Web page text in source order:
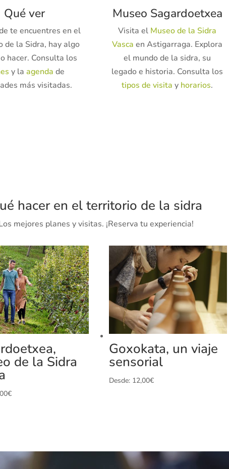
Qué ver
te encuentres en el
de la Sidra, hay algo
hacer. Consulta los
y la agenda de
más visitadas.
Museo Sagardoetxea
Visita el Museo de la Sidra
Vasca en Astigarraga. Explora
el mundo de la sidra, su
legado e historia. Consulta los
tipos de visita y horarios.
hacer en el territorio de la sidra
mejores planes y visitas. ¡Reserva tu experiencia!
de la Sidra
€
Goxokata, un viaje
sensorial
Desde: 12,00€